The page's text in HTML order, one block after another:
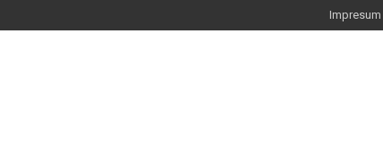
Impresum